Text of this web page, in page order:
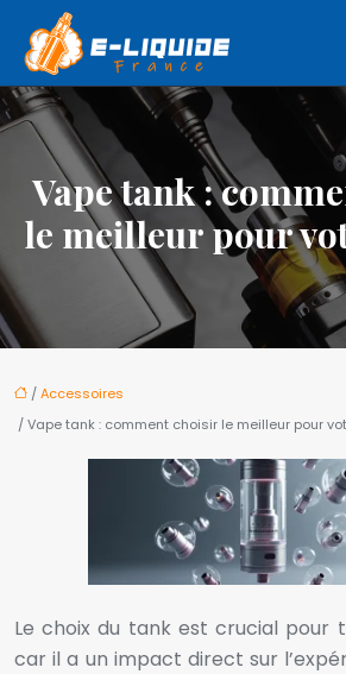
Vape tank :
le meilleur pour
/Accessoires
/ Vape tank : comment choisir le meilleur pour
Le choix du tank est crucial pour
car il a un impact direct sur